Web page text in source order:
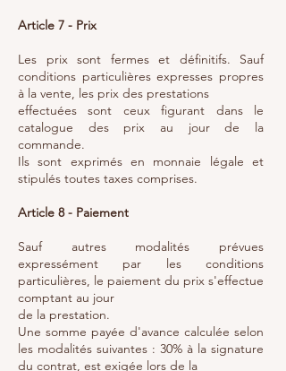
Article 7 - Prix
Les prix sont fermes et définitifs. Sauf
conditions particulières expresses propres
à la vente, les prix des prestations
effectuées sont ceux figurant dans le
catalogue des prix au jour de la
commande.
Ils sont exprimés en monnaie légale et
stipulés toutes taxes comprises.
Article 8 - Paiement
Sauf autres modalités prévues
expressément par les conditions
particulières, le paiement du prix s'effectue
comptant au jour
de la prestation.
Une somme payée d'avance calculée selon
les modalités suivantes : 30% à la signature
du contrat, est exigée lors de la